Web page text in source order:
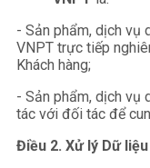
- Sản phẩm, dịch vụ
VNPT trực tiếp
Khách hàng;
- Sản phẩm, dịch vụ
tác với đối tác để
Điều 2. Xử lý Dữ